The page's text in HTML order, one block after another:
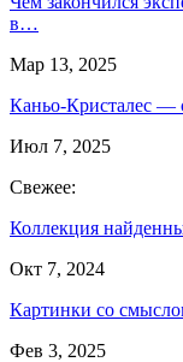
в…
Мар 13, 2025
Каньо-Кристалес —
Июл 7, 2025
Свежее:
Коллекция
Окт 7, 2024
Картинки со
Фев 3, 2025